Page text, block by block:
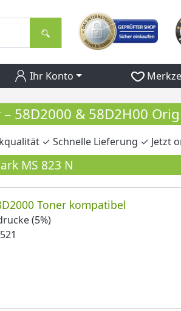
Ihr Konto
58D2000 & 58D2H00
✓ Schnelle Lieferung ✓ Jetzt
MS 823 N
Toner kompatibel
(5%)